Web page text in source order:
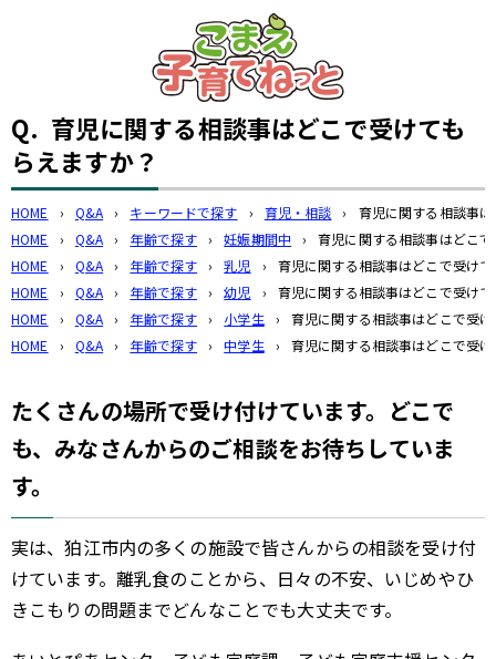
このページの本文へ
Q. 育児に関する相談事はどこで受けても
らえますか？
HOME › Q&A › キーワードで探す › 育児・相談 ›
育児に関する相談事
HOME
› Q&A › 年齢で探す › 妊娠期間中 ›
育児に関する相談事はどこ
HOME
› Q&A › 年齢で探す › 乳児 ›
育児に関する相談事はどこで受け
HOME
› Q&A › 年齢で探す › 幼児 ›
育児に関する相談事はどこで受け
HOME
› Q&A › 年齢で探す › 小学生 ›
育児に関する相談事はどこで受
HOME
› Q&A › 年齢で探す › 中学生 › 育児に関する相談事はどこで受
たくさんの場所で受け付けています。どこで
も、みなさんからのご相談をお待ちしていま
す。
実は、狛江市内の多くの施設で皆さんからの相談を受け付
けています。離乳食のことから、日々の不安、いじめやひ
きこもりの問題までどんなことでも大丈夫です。